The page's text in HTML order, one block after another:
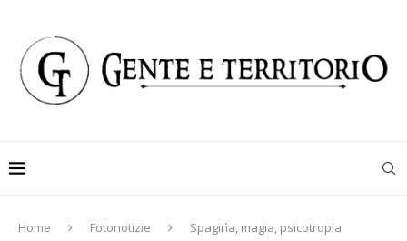
Home Fotonotizie Spagirìa, magia, psicotropia